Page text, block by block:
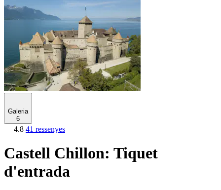
Galeria
6
4.8 41 ressenyes
Castell Chillon: Tiquet
d'entrada